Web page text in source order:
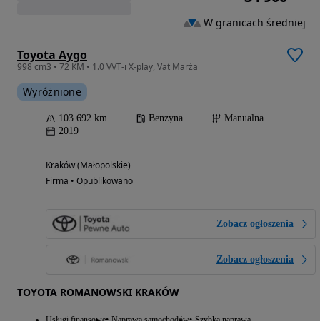
Toyota Aygo
998 cm3 • 72 KM • 1.0 VVT-i X-play, Vat Marża
Wyróżnione
103 692 km Benzyna
Manualna
2019
Kraków (Małopolskie)
Firma • Opublikowano
Zobacz ogłoszenia
Zobacz ogłoszenia
TOYOTA ROMANOWSKI KRAKÓW
W granicach średniej